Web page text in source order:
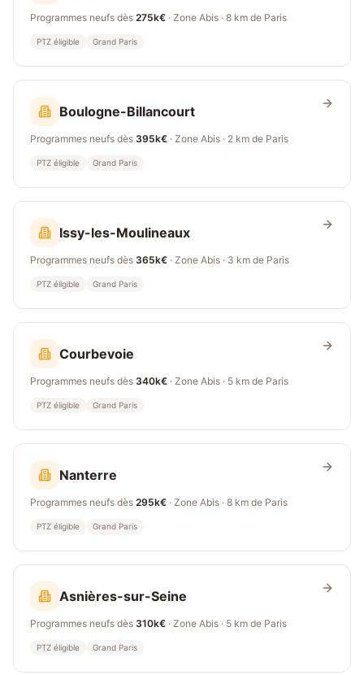
Programmes neufs dès 275k€ · Zone Abis · 8 km de Paris
PTZ éligible Grand Paris
Boulogne-Billancourt
Programmes neufs dès 395k€ · Zone Abis · 2 km de Paris
PTZ éligible Grand Paris
Issy-les-Moulineaux
Programmes neufs dès 365k€ · Zone Abis · 3 km de Paris
PTZ éligible Grand Paris
Courbevoie
Programmes neufs dès 340k€ · Zone Abis · 5 km de Paris
PTZ éligible Grand Paris
Nanterre
Programmes neufs dès 295k€ · Zone Abis · 8 km de Paris
PTZ éligible Grand Paris
Asnières-sur-Seine
Programmes neufs dès 310k€ · Zone Abis · 5 km de Paris
PTZ éligible Grand Paris